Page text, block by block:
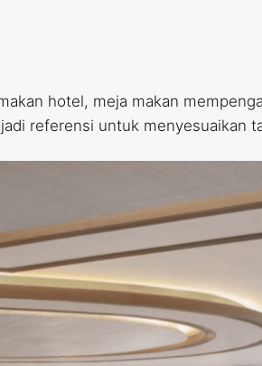
hotel, meja makan
referensi untuk menyesuaikan